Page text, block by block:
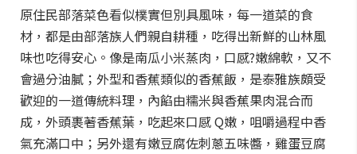
原住民部落菜色看似樸實但別具風味，每一道菜的食
材，都是由部落族人們親自耕種，吃得出新鮮的山林風
味也吃得安心。像是南瓜小米蒸肉，口感?嫩綿軟，又不
會過分油膩；外型和香蕉類似的香蕉飯，是泰雅族頗受
歡迎的一道傳統料理，內餡由糯米與香蕉果肉混合而
成，外頭裹著香蕉葉，吃起來口感 Q嫩，咀嚼過程中香
氣充滿口中；另外還有嫩豆腐佐刺蔥五味醬，雞蛋豆腐